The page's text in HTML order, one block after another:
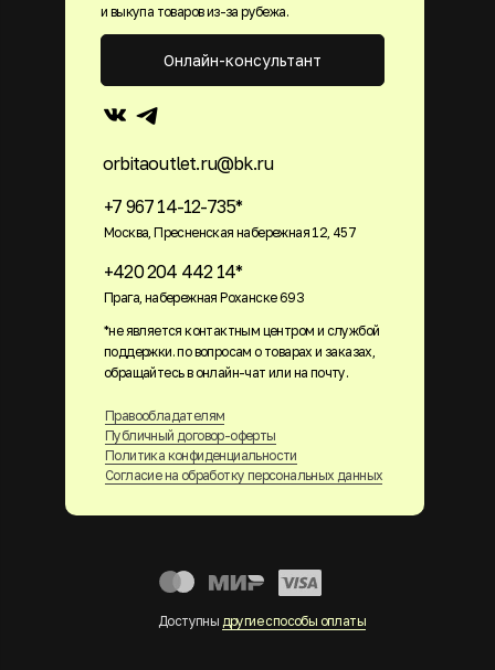
и выкупа товаров из-за рубежа.
+7 967 14-12-735*
Москва, Пресненская набережная 12, 457
+420 204 442 14*
Прага, набережная Роханске 693
orbitaoutlet.ru@bk.ru
Правообладателям
Публичный договор-оферты
Политика конфиденциальности
Согласие на обработку персональных данных
Онлайн-консультант
Доступны другие способы оплаты
*не является контактным центром и службой
поддержки. по вопросам о товарах и заказах,
обращайтесь в онлайн-чат или на почту.